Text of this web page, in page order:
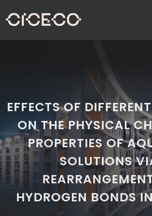
EFFECTS OF
ON THE PHYSICAL
PROPERTIES OF
SOLUTIONS
HYDROGEN BONDS